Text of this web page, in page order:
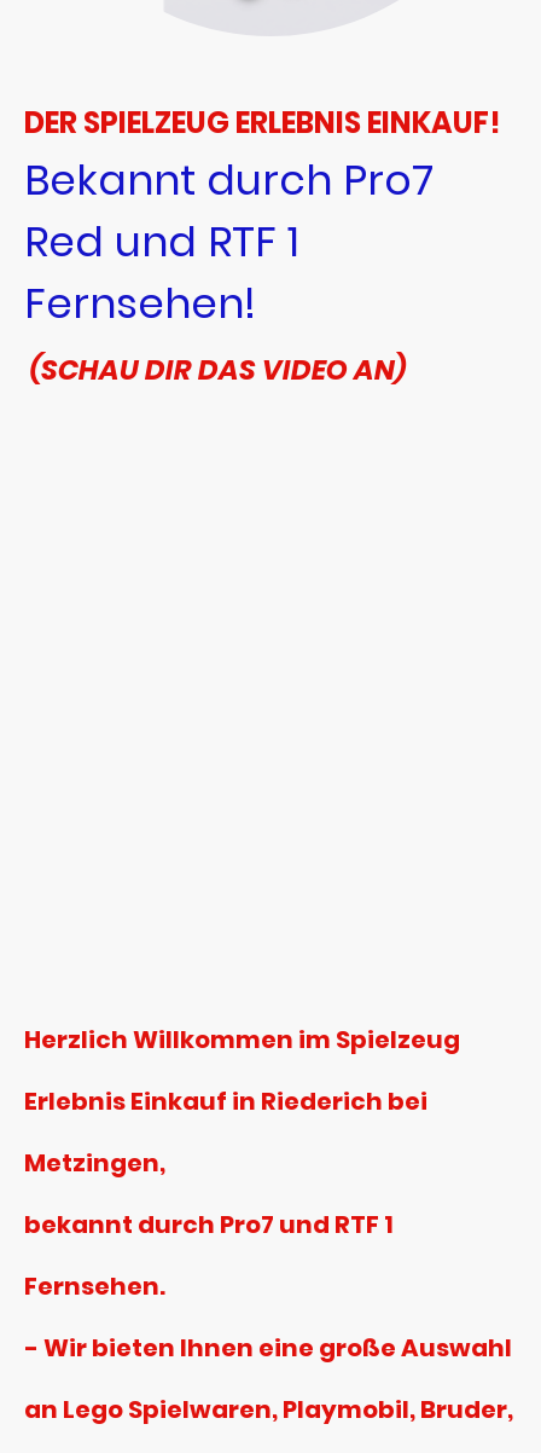
DER SPIELZEUG ERLEBNIS EINKAUF!
Bekannt durch Pro7
Red und RTF 1
Fernsehen!
(SCHAU DIR DAS VIDEO AN)
Herzlich Willkommen im Spielzeug
Erlebnis Einkauf in Riederich bei
Metzingen,
bekannt durch Pro7 und RTF 1
Fernsehen.
- Wir bieten Ihnen eine große Auswahl
an Lego Spielwaren, Playmobil, Bruder,